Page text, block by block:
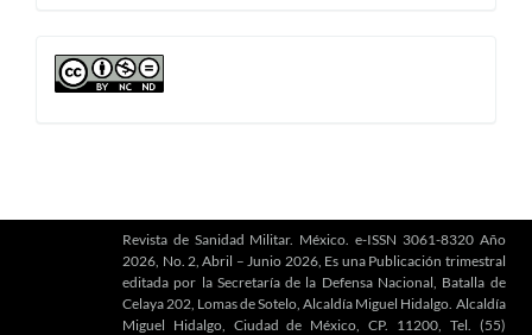
cc
Revista de Sanidad Militar. México. e-ISSN 3061-8320 Año
2026, No. 2, Abril – Junio 2026, Es una Publicación trimestral
editada por la Secretaría de la Defensa Nacional, Batalla de
Celaya 202, Lomas de Sotelo, Alcaldía Miguel Hidalgo. Alcaldía
Miguel Hidalgo, Ciudad de México, CP. 11200, Tel. (55)